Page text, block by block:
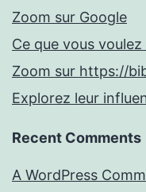
Zoom sur Google
Ce que vous
Zoom sur https://
Explorez leur
Recent Comments
A WordPress